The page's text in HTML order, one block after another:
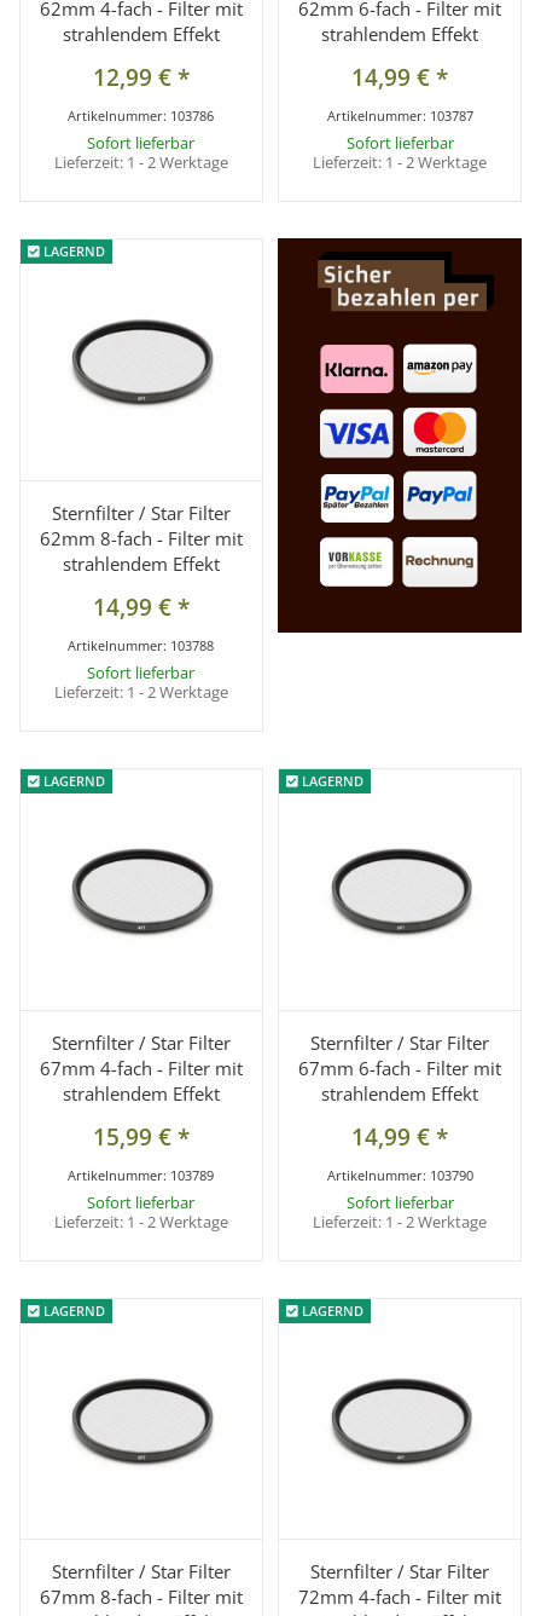
62mm 4-fach - Filter mit
strahlendem Effekt
12,99 €*
Artikelnummer: 103786
Sofort lieferbar
Lieferzeit: 1 - 2 Werktage
62mm 6-fach - Filter mit
strahlendem Effekt
14,99 €*
Artikelnummer: 103787
Sofort lieferbar
Lieferzeit: 1 - 2 Werktage
LAGERND
LAGERND
Sternfilter / Star Filter
62mm 8-fach - Filter mit
strahlendem Effekt
14,99 €*
Artikelnummer: 103788
Sofort lieferbar
Lieferzeit: 1 - 2 Werktage
LAGERND
LAGERND
Sternfilter / Star Filter
67mm 4-fach - Filter mit
strahlendem Effekt
15,99 €*
Artikelnummer: 103789
Sofort lieferbar
Lieferzeit: 1 - 2 Werktage
LAGERND
LAGERND
Sternfilter / Star Filter
67mm 6-fach - Filter mit
strahlendem Effekt
14,99 €*
Artikelnummer: 103790
Sofort lieferbar
Lieferzeit: 1 - 2 Werktage
LAGERND
LAGERND
Sternfilter / Star Filter
67mm 8-fach - Filter mit
LAGERND
LAGERND
Sternfilter / Star Filter
72mm 4-fach - Filter mit